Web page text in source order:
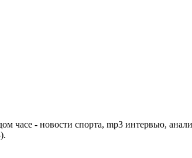
часе - новости спорта, mp3 интервью,